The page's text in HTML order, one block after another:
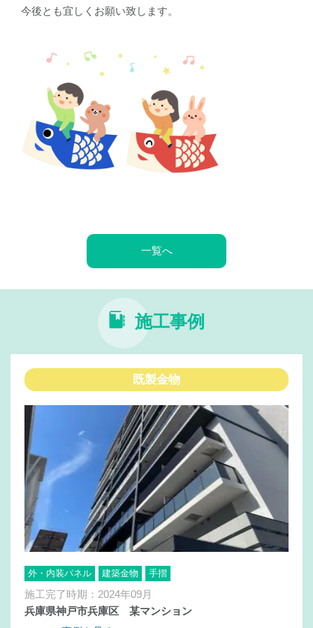
今後とも宜しくお願い致します。
一覧へ
施工事例
既製金物
外・内装パネル 建築金物 手摺
施工完了時期：2024年09月
兵庫県神戸市兵庫区 某マンション